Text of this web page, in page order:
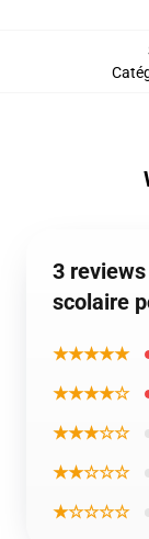
3
scolaire
★★★★★
★★★★☆
★★★☆☆
★★☆☆☆
★☆☆☆☆